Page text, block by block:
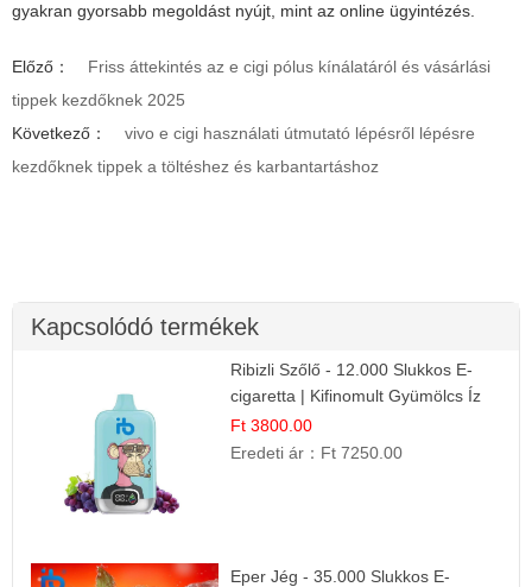
gyakran gyorsabb megoldást nyújt, mint az online ügyintézés.
Előző：
Friss áttekintés az e cigi pólus kínálatáról és vásárlási
tippek kezdőknek 2025
Következő：
vivo e cigi használati útmutató lépésről lépésre
kezdőknek tippek a töltéshez és karbantartáshoz
Kapcsolódó termékek
Ribizli Szőlő - 12.000 Slukkos E-
cigaretta | Kifinomult Gyümölcs Íz
Ft 3800.00
Eredeti ár： Ft 7250.00
Eper Jég - 35.000 Slukkos E-